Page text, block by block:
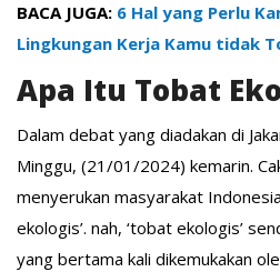
BACA JUGA: 6 Hal yang Perlu
Lingkungan Kerja Kamu tidak
Apa Itu Tobat
Dalam debat yang diadakan di
Minggu, (21/01/2024) kemarin.
menyerukan masyarakat
ekologis’. nah, ‘tobat ekologis’
yang bertama kali dikemukakan